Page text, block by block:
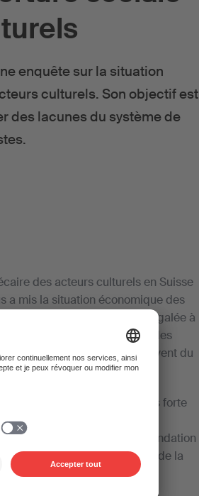
enquête sur la situation
culturels. Son objectif est
des lacunes du système de
des acteurs culturels en Suisse
a mis la situation économique des
d’une manière rarement égalée à
système de sécurité sociale des
économiques sortent souvent du
«employés».
étant actuellement très forte
visant ce secteur et
avec le soutien de la fondation
conseilEcoplan AGl’analyse de la